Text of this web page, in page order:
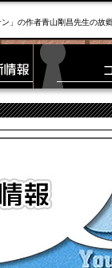
」の作者青山剛昌先生の